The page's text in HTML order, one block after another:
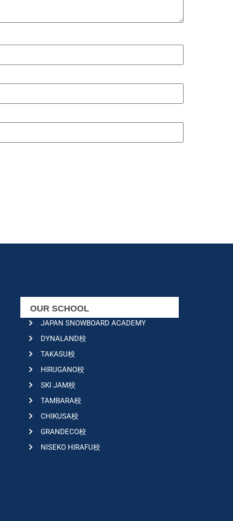
OUR SCHOOL
JAPAN SNOWBOARD ACADEMY
DYNALAND校
TAKASU校
HIRUGANO校
SKI JAM校
TAMBARA校
CHIKUSA校
GRANDECO校
NISEKO HIRAFU校